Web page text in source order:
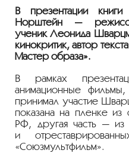
В презентации
Норштейн —
ученик Леонида
кинокритик, автор
Мастер образа».
В рамках
анимационные
принимал участие
показана на пленке из
РФ, другая часть — из
и
«Союзмультфильм».